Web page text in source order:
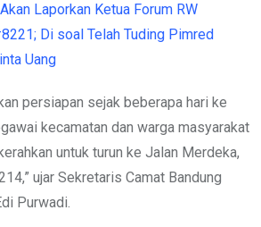
Laporkan Ketua Forum RW
Di soal Telah Tuding Pimred
Uang
persiapan sejak beberapa hari ke
kecamatan dan warga masyarakat
untuk turun ke Jalan Merdeka,
ujar Sekretaris Camat Bandung
Purwadi.